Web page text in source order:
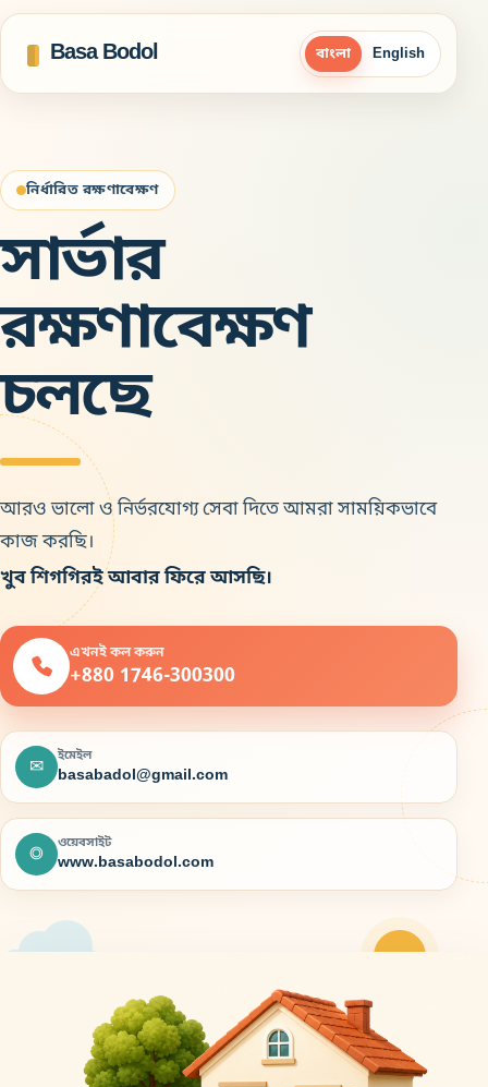
Basa Bodol বাংলা English
নির্ধারিত রক্ষণাবেক্ষণ
সার্ভার
রক্ষণাবেক্ষণ
চলছে
আরও ভালো ও নির্ভরযোগ্য সেবা দিতে আমরা সাময়িকভাবে
কাজ করছি।
খুব শিগগিরই আবার ফিরে আসছি।
এখনই কল করুন
+880 1746-300300
✉ ইমেইল
basabadol@gmail.com
◎ ওয়েবসাইট
www.basabodol.com